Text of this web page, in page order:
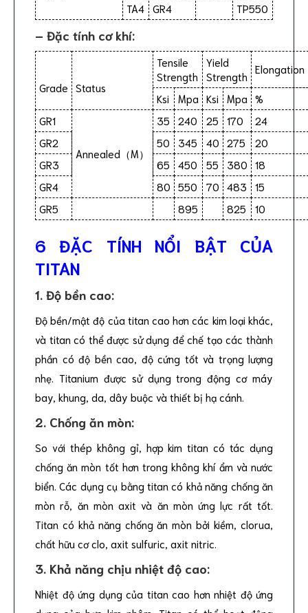
TA4 GR4 TP550
– Đặc tính cơ khí:
Grade Status
Tensile
Strength
Yield
Strength
Elongation
Ksi Mpa Ksi Mpa %
GR1
Annealed（M）
35 240 25 170
24
GR2
50 345 40 275
20
GR3
65 450 55 380 18
GR4
80 550 70 483
15
GR5
895 825 10
6 ĐẶC TÍNH NỔI BẬT CỦA
TITAN
1. Độ bền cao:
Độ bền/mật độ của titan cao hơn các kim loại khác,
và titan có thể được sử dụng để chế tạo các thành
phần có độ bền cao, độ cứng tốt và trọng lượng
nhẹ. Titanium được sử dụng trong động cơ máy
bay, khung, da, dây buộc và thiết bị hạ cánh.
2. Chống ăn mòn:
So với thép không gỉ, hợp kim titan có tác dụng
chống ăn mòn tốt hơn trong không khí ẩm và nước
biển. Các dụng cụ bằng titan có khả năng chống ăn
mòn rỗ, ăn mòn axit và ăn mòn ứng lực rất tốt.
Titan có khả năng chống ăn mòn bởi kiềm, clorua,
chất hữu cơ clo, axit sulfuric, axit nitric.
3. Khả năng chịu nhiệt độ cao:
Nhiệt độ ứng dụng của titan cao hơn nhiệt độ ứng